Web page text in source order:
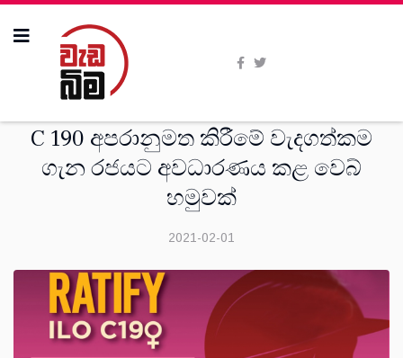
C 190 අපරානුමත කිරීමේ වැදගත්කම
ගැන රජයට අවධාරණය කළ වෙබ්
හමුවක්
2021-02-01